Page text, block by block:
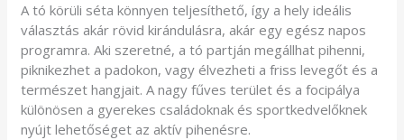
A tó körüli séta könnyen teljesíthető, így a hely ideális
választás akár rövid kirándulásra, akár egy egész napos
programra. Aki szeretné, a tó partján megállhat pihenni,
piknikezhet a padokon, vagy élvezheti a friss levegőt és a
természet hangjait. A nagy fűves terület és a focipálya
különösen a gyerekes családoknak és sportkedvelőknek
nyújt lehetőséget az aktív pihenésre.